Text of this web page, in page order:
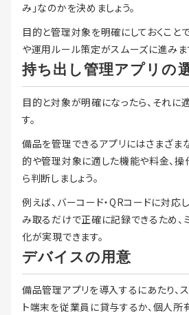
み」なのかを決めましょう。
目的と管理対象を明確にしておくこと
や運用ルール策定がスムーズに進みま
持ち出し管理アプリの
目的と対象が明確になったら、それに
す。
備品を管理できるアプリにはさまざま
的や管理対象に適した機能や料金、
ら判断しましょう。
例えば、バーコード・QRコードに対応
み取るだけで正確に記録できるため、
化が実現できます。
デバイスの用意
備品管理アプリを導入するにあたり、
ト端末を従業員に貸与するか、個人所